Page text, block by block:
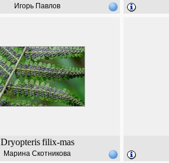
Игорь Павлов
Dryopteris filix-mas
Марина Скотникова